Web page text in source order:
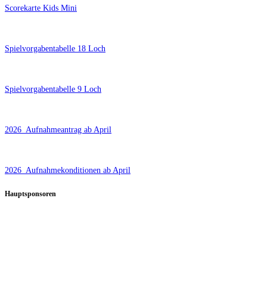
Scorekarte Kids Mini
Spielvorgabentabelle 18 Loch
Spielvorgabentabelle 9 Loch
2026_Aufnahmeantrag ab April
2026_Aufnahmekonditionen ab April
Hauptsponsoren